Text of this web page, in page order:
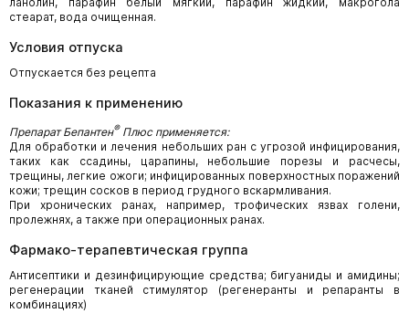
стеарат, вода очищенная.
Условия отпуска
Отпускается без рецепта
Показания к применению
Препарат Бепантен®Плюс применяется:
Для обработки и лечения небольших ран с угрозой инфицирования,
таких как ссадины, царапины, небольшие порезы и расчесы,
трещины, легкие ожоги; инфицированных поверхностных поражений
кожи; трещин сосков в период грудного вскармливания.
При хронических ранах, например, трофических язвах голени,
пролежнях, а также при операционных ранах.
Фармако-терапевтическая группа
Антисептики и дезинфицирующие средства; бигуаниды и амидины;
регенерации тканей стимулятор (регенеранты и репаранты в
комбинациях)